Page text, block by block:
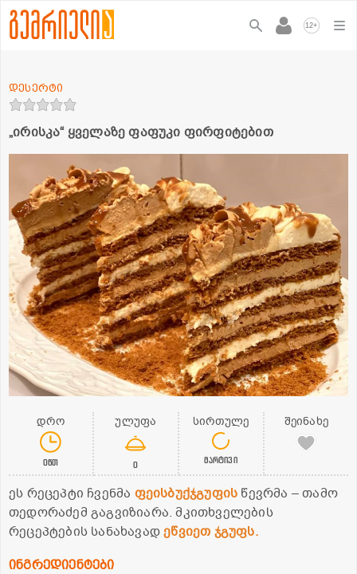
12+
„ირისკა“ ყველაზე ფაფუკი ფირფიტებით
დესერტი
დრო
0წთ
ულუფა
0
სირთულე
მარტივი
შეინახე
ეს რეცეპტი ჩვენმა ფეისბუქჯგუფის წევრმა – თამო
თედორაძემ გაგვიზიარა. მკითხველების
რეცეპტების სანახავადეწვიეთ ჯგუფს.
ინგრედიენტები